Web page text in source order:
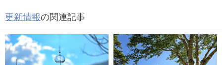
更新情報の関連記事